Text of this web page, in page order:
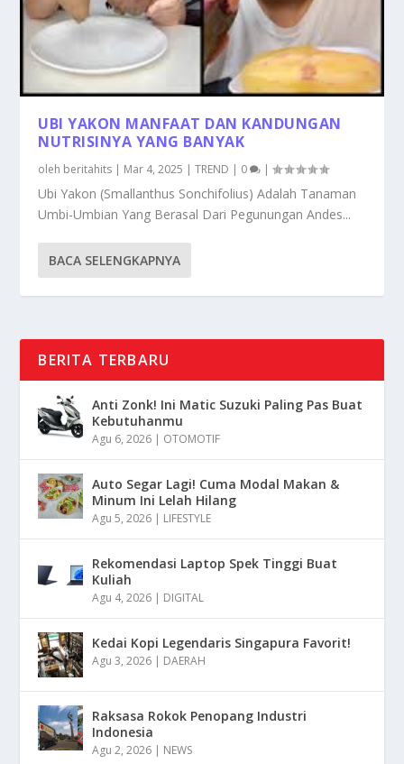
UBI YAKON MANFAAT DAN KANDUNGAN
NUTRISINYA YANG BANYAK
oleh beritahits | Mar 4, 2025 |TREND | 0 |
Ubi Yakon (Smallanthus Sonchifolius) Adalah Tanaman
Umbi-Umbian Yang Berasal Dari Pegunungan Andes...
BACA SELENGKAPNYA
BERITA TERBARU
Anti Zonk! Ini Matic Suzuki Paling Pas Buat
Kebutuhanmu
Agu 6, 2026 | OTOMOTIF
Auto Segar Lagi! Cuma Modal Makan &
Minum Ini Lelah Hilang
Agu 5, 2026 | LIFESTYLE
Rekomendasi Laptop Spek Tinggi Buat
Kuliah
Agu 4, 2026 | DIGITAL
Kedai Kopi Legendaris Singapura Favorit!
Agu 3, 2026 | DAERAH
Raksasa Rokok Penopang Industri
Indonesia
Agu 2, 2026 | NEWS